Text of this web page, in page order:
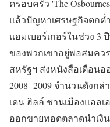
ครอบครัว 'The
แล้วปัญหาเศรษฐกิจตกต่
แฮมเบอร์เกอร์ในช่วง 3
ของพวกเขาอยู่พอสมคว
สหรัฐฯ ส่งหนังสือเตือน
2008 -2009 จำนวนดังก
เดน ฮิลล์ ชานเมืองแอล
ออกขายทอดตลาดนำเงิ